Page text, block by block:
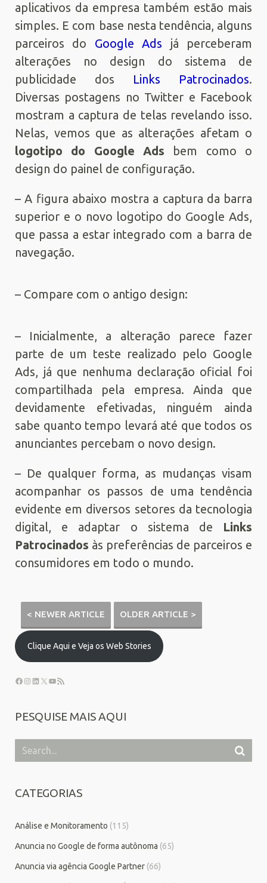
aplicativos da empresa também estão mais
simples. E com base nesta tendência, alguns
parceiros do Google Ads já perceberam
alterações no design do sistema de
publicidade dos Links Patrocinados.
Diversas postagens no Twitter e Facebook
mostram a captura de telas revelando isso.
Nelas, vemos que as alterações afetam o
logotipo do Google Ads bem como o
design do painel de configuração.
– A figura abaixo mostra a captura da barra
superior e o novo logotipo do Google Ads,
que passa a estar integrado com a barra de
navegação.
– Compare com o antigo design:
– Inicialmente, a alteração parece fazer
parte de um teste realizado pelo Google
Ads, já que nenhuma declaração oficial foi
compartilhada pela empresa. Ainda que
devidamente efetivadas, ninguém ainda
sabe quanto tempo levará até que todos os
anunciantes percebam o novo design.
– De qualquer forma, as mudanças visam
acompanhar os passos de uma tendência
evidente em diversos setores da tecnologia
digital, e adaptar o sistema de Links
Patrocinados às preferências de parceiros e
consumidores em todo o mundo.
< NEWER ARTICLE OLDER ARTICLE >
Clique Aqui e Veja os Web Stories
PESQUISE MAIS AQUI
CATEGORIAS
Análise e Monitoramento (115)
Anuncia no Google de forma autônoma (65)
Anuncia via agência Google Partner (66)